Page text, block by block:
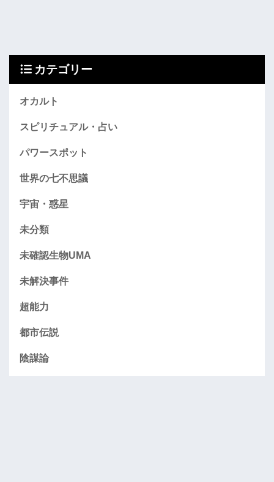
カテゴリー
オカルト
スピリチュアル・占い
パワースポット
世界の七不思議
宇宙・惑星
未分類
未確認生物UMA
未解決事件
超能力
都市伝説
陰謀論